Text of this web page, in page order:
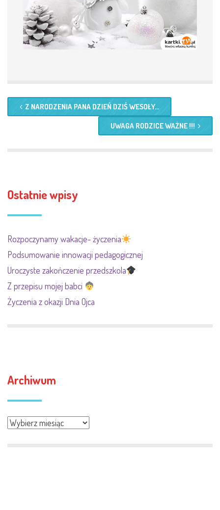
Z NARODZENIA PANA DZIEŃ DZIŚ WESOŁY...
UWAGA RODZICE WAŻNE !!!
Ostatnie wpisy
Rozpoczynamy wakacje- życzenia
Podsumowanie innowacji pedagogicznej
Uroczyste zakończenie przedszkola
Z przepisu mojej babci
Życzenia z okazji Dnia Ojca
Archiwum
Archiwum